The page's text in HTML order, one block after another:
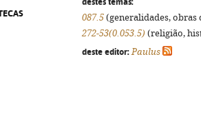
087.5 (generalidades,
272-53(0.053.5) (religião,
deste editor: Paulus